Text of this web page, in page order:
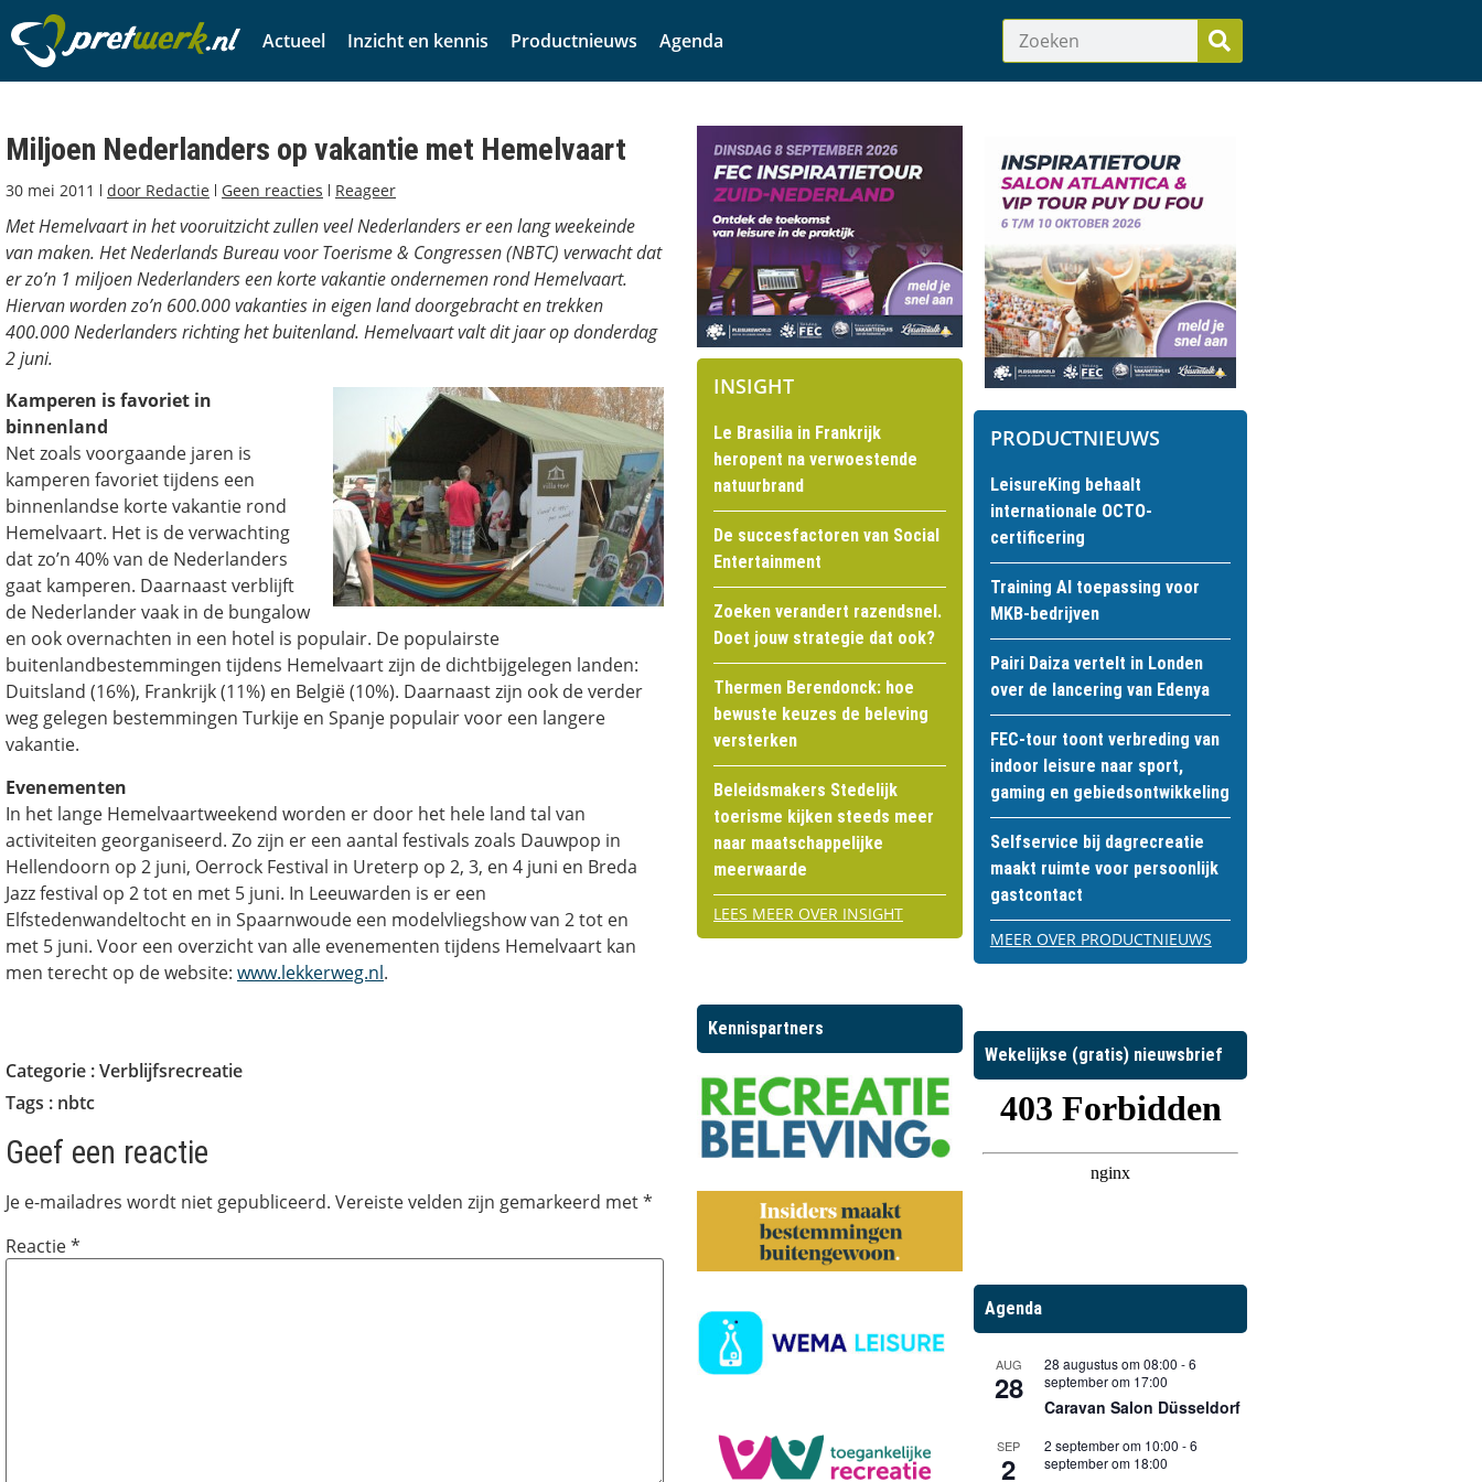
Actueel Inzicht en kennis Productnieuws Agenda
Miljoen Nederlanders op vakantie met Hemelvaart
30 mei 2011 door Redactie Geen reacties Reageer
Met Hemelvaart in het vooruitzicht zullen veel Nederlanders er een lang weekeinde
van maken. Het Nederlands Bureau voor Toerisme & Congressen (NBTC) verwacht dat
er zo’n 1 miljoen Nederlanders een korte vakantie ondernemen rond Hemelvaart.
Hiervan worden zo’n 600.000 vakanties in eigen land doorgebracht en trekken
400.000 Nederlanders richting het buitenland. Hemelvaart valt dit jaar op donderdag
2 juni.
Kamperen is favoriet in
binnenland
Net zoals voorgaande jaren is
kamperen favoriet tijdens een
binnenlandse korte vakantie rond
Hemelvaart. Het is de verwachting
dat zo’n 40% van de Nederlanders
gaat kamperen. Daarnaast verblijft
de Nederlander vaak in de bungalow
en ook overnachten in een hotel is populair. De populairste
buitenlandbestemmingen tijdens Hemelvaart zijn de dichtbijgelegen landen:
Duitsland (16%), Frankrijk (11%) en België (10%). Daarnaast zijn ook de verder
weg gelegen bestemmingen Turkije en Spanje populair voor een langere
vakantie.
Evenementen
In het lange Hemelvaartweekend worden er door het hele land tal van
activiteiten georganiseerd. Zo zijn er een aantal festivals zoals Dauwpop in
Hellendoorn op 2 juni, Oerrock Festival in Ureterp op 2, 3, en 4 juni en Breda
Jazz festival op 2 tot en met 5 juni. In Leeuwarden is er een
Elfstedenwandeltocht en in Spaarnwoude een modelvliegshow van 2 tot en
met 5 juni. Voor een overzicht van alle evenementen tijdens Hemelvaart kan
men terecht op de website: www.lekkerweg.nl.
Categorie :Verblijfsrecreatie
Tags : nbtc
Geef een reactie
Je e-mailadres wordt niet gepubliceerd. Vereiste velden zijn gemarkeerd met*
Reactie*
INSIGHT
Le Brasilia in Frankrijk
heropent na verwoestende
natuurbrand
De succesfactoren van Social
Entertainment
Zoeken verandert razendsnel.
Doet jouw strategie dat ook?
Thermen Berendonck: hoe
bewuste keuzes de beleving
versterken
Beleidsmakers Stedelijk
toerisme kijken steeds meer
naar maatschappelijke
meerwaarde
LEES MEER OVER INSIGHT
Kennispartners
PRODUCTNIEUWS
LeisureKing behaalt
internationale OCTO-
certificering
Training AI toepassing voor
MKB-bedrijven
Pairi Daiza vertelt in Londen
over de lancering van Edenya
FEC-tour toont verbreding van
indoor leisure naar sport,
gaming en gebiedsontwikkeling
Selfservice bij dagrecreatie
maakt ruimte voor persoonlijk
gastcontact
MEER OVER PRODUCTNIEUWS
Wekelijkse (gratis) nieuwsbrief
Agenda
AUG
28
28 augustus om 08:00 -6
september om 17:00
Caravan Salon Düsseldorf
SEP
2
2 september om 10:00 -6
september om 18:00